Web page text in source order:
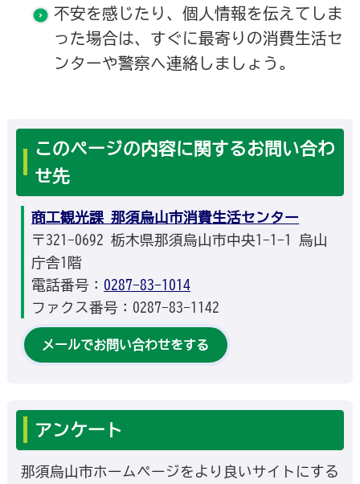
不安を感じたり、個人情報を伝えてしま
った場合は、すぐに最寄りの消費生活セ
ンターや警察へ連絡しましょう。
このページの内容に関するお問い合わ
せ先
商工観光課 那須烏山市消費生活センター
〒321-0692 栃木県那須烏山市中央1-1-1 烏山
庁舎1階
電話番号： 0287-83-1014
ファクス番号：0287-83-1142
メールでお問い合わせをする
アンケート
那須烏山市ホームページをより良いサイトにする